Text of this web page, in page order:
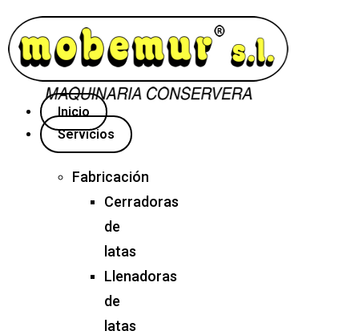
Inicio
Servicios
Fabricación
Cerradoras
de
latas
Llenadoras
de
latas